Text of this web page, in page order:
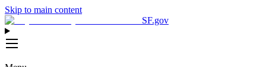
Skip to main content
SF.gov